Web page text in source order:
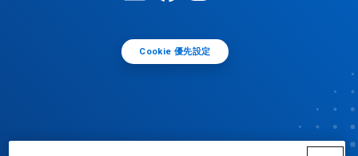
Cookie 優先設定